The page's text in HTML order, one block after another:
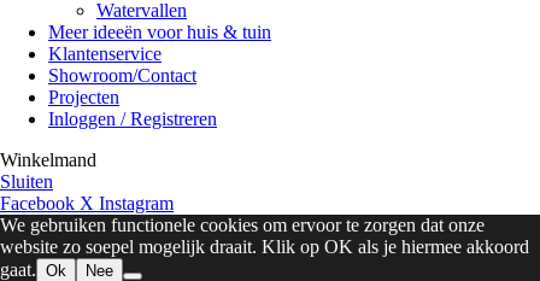
Watervallen
Meer ideeën voor huis & tuin
Klantenservice
Showroom/Contact
Projecten
Inloggen / Registreren
Winkelmand
Sluiten
Facebook X Instagram
We gebruiken functionele cookies om ervoor te zorgen dat onze
website zo soepel mogelijk draait. Klik op OK als je hiermee akkoord
gaat. Ok Nee